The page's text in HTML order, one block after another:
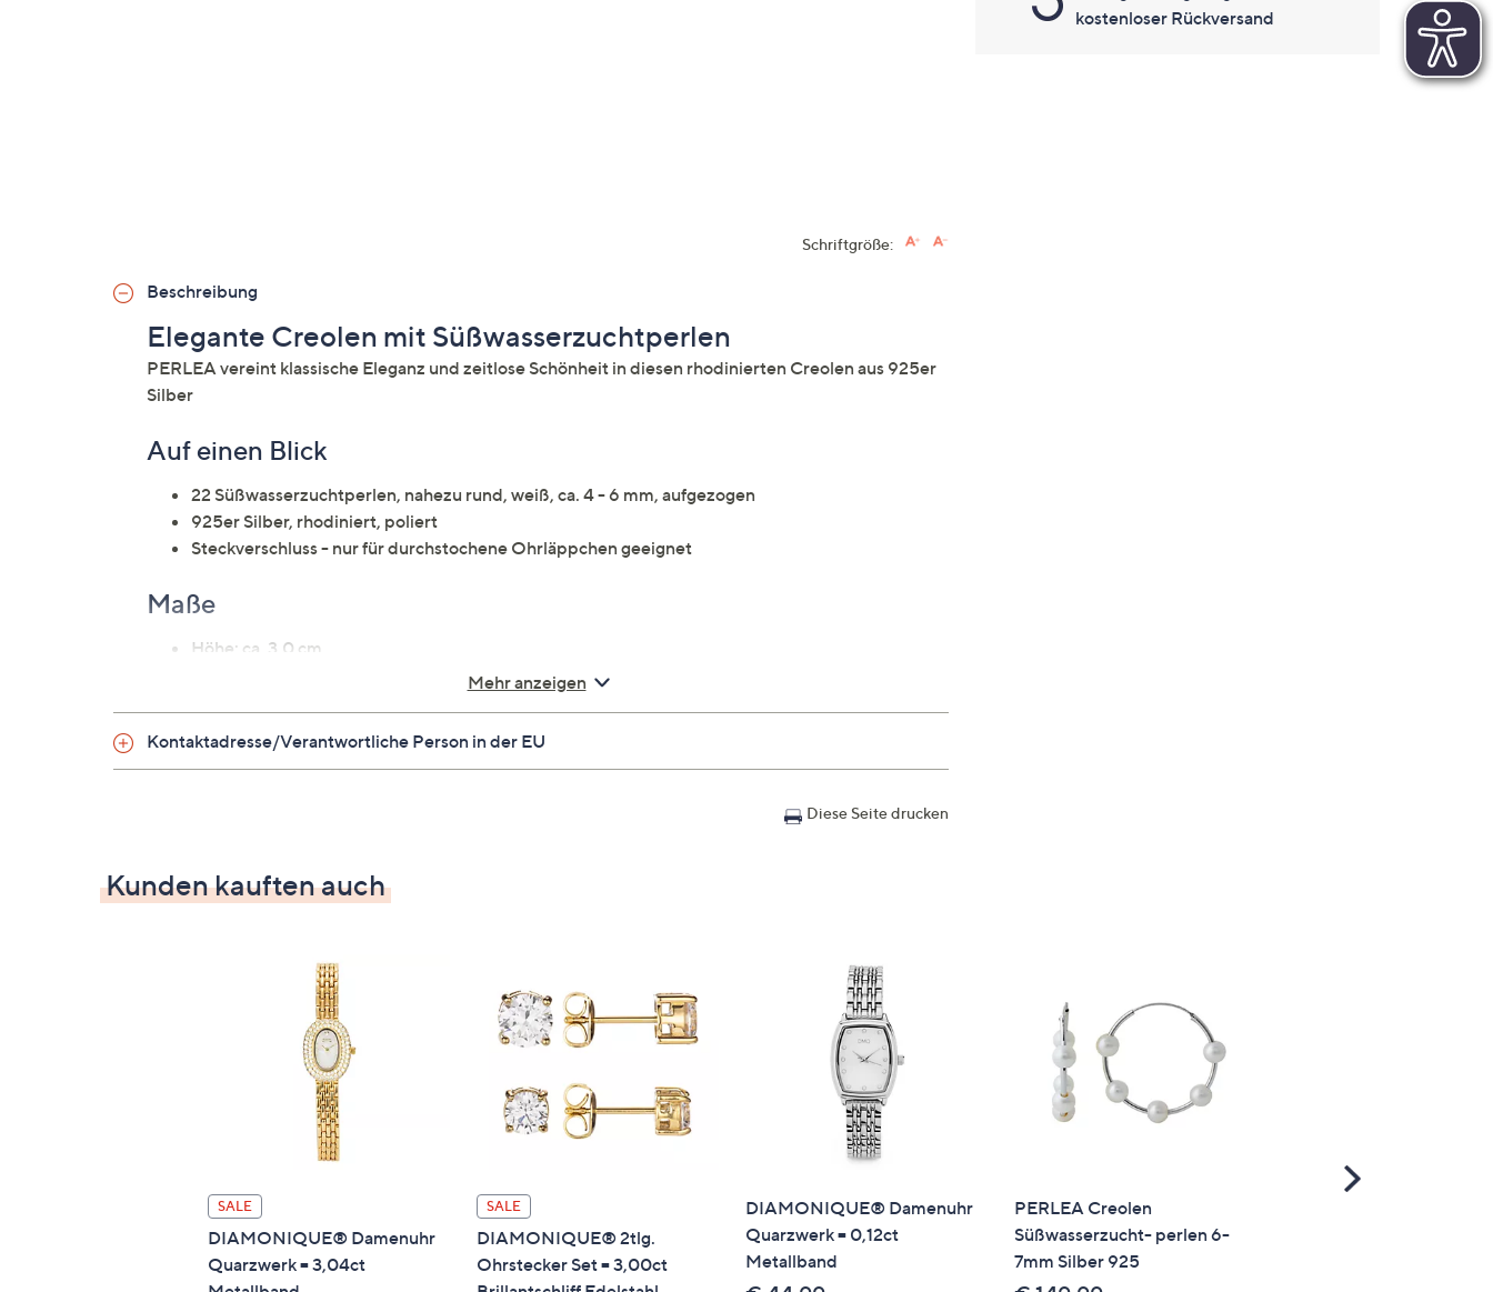
kostenloser Rückversand
Schriftgröße:
Beschreibung
Elegante Creolen mit Süßwasserzuchtperlen
PERLEA vereint klassische Eleganz und zeitlose Schönheit in diesen rhodinierten Creolen aus 925er
Silber
Auf einen Blick
22 Süßwasserzuchtperlen, nahezu rund, weiß, ca. 4 - 6 mm, aufgezogen
925er Silber, rhodiniert, poliert
Steckverschluss - nur für durchstochene Ohrläppchen geeignet
Maße
Höhe: ca. 3,0 cm
Mehr anzeigen
Kontaktadresse/Verantwortliche Person in der EU
Diese Seite drucken
Kunden kauften auch
SALE
DIAMONIQUE® Damenuhr
Quarzwerk = 3,04ct
SALE
DIAMONIQUE® 2tlg.
Ohrstecker Set = 3,00ct
DIAMONIQUE® Damenuhr
Quarzwerk = 0,12ct
Metallband
PERLEA Creolen
Süßwasserzucht- perlen 6-
7mm Silber 925
Scroll